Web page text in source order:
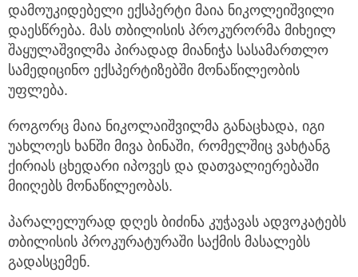
დამოუკიდებელი ექსპერტი მაია ნიკოლეიშვილი
დაესწრება. მას თბილისის პროკურორმა მიხეილ
შაყულაშვილმა პირადად მიანიჭა სასამართლო
სამედიცინო ექსპერტიზებში მონაწილეობის
უფლება.
როგორც მაია ნიკოლაიშვილმა განაცხადა, იგი
უახლოეს ხანში მივა ბინაში, რომელშიც ვახტანგ
ქირიას ცხედარი იპოვეს და დათვალიერებაში
მიიღებს მონაწილეობას.
პარალელურად დღეს ბიძინა კუჭავას ადვოკატებს
თბილისის პროკურატურაში საქმის მასალებს
გადასცემენ.